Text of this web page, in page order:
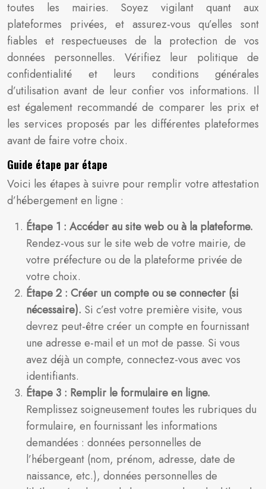
toutes les mairies. Soyez vigilant quant aux
plateformes privées, et assurez-vous qu’elles sont
fiables et respectueuses de la protection de vos
données personnelles. Vérifiez leur politique de
confidentialité et leurs conditions générales
d’utilisation avant de leur confier vos informations. Il
est également recommandé de comparer les prix et
les services proposés par les différentes plateformes
avant de faire votre choix.
Guide étape par étape
Voici les étapes à suivre pour remplir votre attestation
d’hébergement en ligne :
Étape 1 : Accéder au site web ou à la plateforme.
Rendez-vous sur le site web de votre mairie, de
votre préfecture ou de la plateforme privée de
votre choix.
Étape 2 : Créer un compte ou se connecter (si
nécessaire). Si c’est votre première visite, vous
devrez peut-être créer un compte en fournissant
une adresse e-mail et un mot de passe. Si vous
avez déjà un compte, connectez-vous avec vos
identifiants.
Étape 3 : Remplir le formulaire en ligne.
Remplissez soigneusement toutes les rubriques du
formulaire, en fournissant les informations
demandées : données personnelles de
l’hébergeant (nom, prénom, adresse, date de
naissance, etc.), données personnelles de